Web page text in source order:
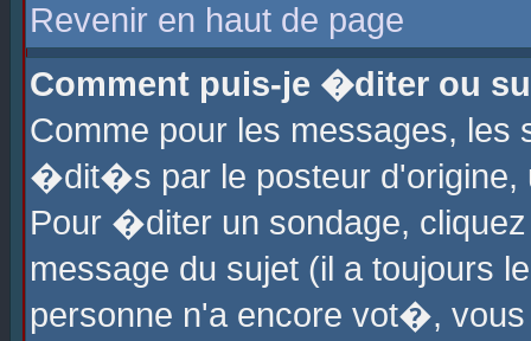
Revenir en haut de page
Comment puis-je �diter ou
Comme pour les messages,
�dit�s par le posteur d'origine,
Pour �diter un sondage,
message du sujet (il a toujours
personne n'a encore vot�,